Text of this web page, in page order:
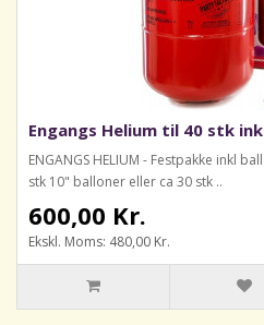
Engangs Helium til 40 stk
ENGANGS HELIUM - Festpakke inkl
stk 10" balloner eller ca 30 stk ..
600,00 Kr.
Ekskl. Moms: 480,00 Kr.